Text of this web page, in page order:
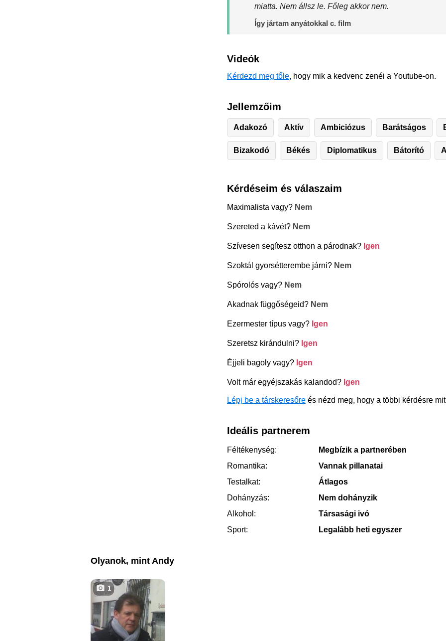
miatta. Nem állsz le. Főleg akkor nem.
Így jártam anyátokkal c. film
Videók
Kérdezd meg tőle, hogy mik a kedvenc zenéi a Youtube-on.
Jellemzőim
Adakozó Aktív Ambiciózus Barátságos
Bizakodó Békés Diplomatikus Bátorító
Kérdéseim és válaszaim
Maximalista vagy? Nem
Szereted a kávét? Nem
Szívesen segítesz otthon a párodnak? Igen
Szoktál gyorsétterembe járni? Nem
Spórolós vagy? Nem
Akadnak függőségeid? Nem
Ezermester típus vagy? Igen
Szeretsz kirándulni? Igen
Éjjeli bagoly vagy? Igen
Volt már egyéjszakás kalandod? Igen
Lépj be a társkeresőre és nézd meg, hogy a többi kérdésre
Ideális partnerem
Féltékenység:
Megbízik a partnerében
Romantika:
Vannak pillanatai
Testalkat:
Átlagos
Dohányzás:
Nem dohányzik
Alkohol:
Társasági ivó
Sport:
Legalább heti egyszer
Olyanok, mint Andy
1